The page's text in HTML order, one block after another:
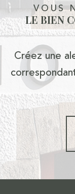
VOUS
LE BIEN
Créez une